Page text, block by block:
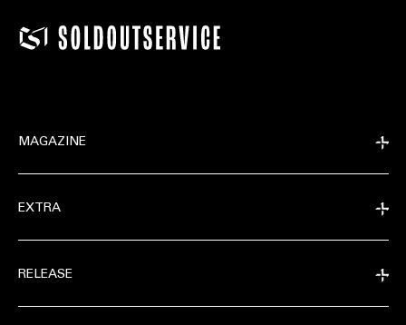
MAGAZINE
EXTRA
RELEASE